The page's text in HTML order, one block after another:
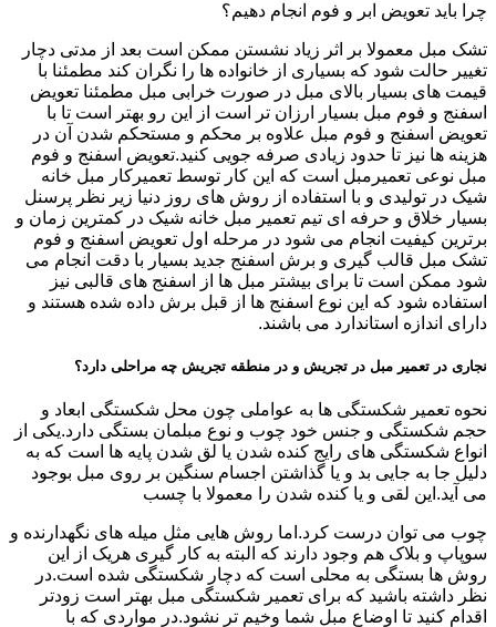
چرا باید تعویض ابر و فوم انجام دهیم؟
تشک مبل معمولا بر اثر زیاد نشستن ممکن است بعد از مدتی دچار
تغییر حالت شود که بسیاری از خانواده ها را نگران کند مطمئنا با
قیمت های بسیار بالای مبل در صورت خرابی مبل مطمئنا تعویض
اسفنج و فوم مبل بسیار ارزان تر است از این رو بهتر است تا با
تعویض اسفنج و فوم مبل علاوه بر محکم و مستحکم شدن آن در
هزینه ها نیز تا حدود زیادی صرفه جویی کنید.تعویض اسفنج و فوم
مبل نوعی تعمیرمبل است که این کار توسط تعمیرکار مبل خانه
شیک در تولیدی و با استفاده از روش های روز دنیا زیر نظر پرسنل
بسیار خلاق و حرفه ای تیم تعمیر مبل خانه شیک در کمترین زمان و
برترین کیفیت انجام می شود در مرحله اول تعویض اسفنج و فوم
تشک مبل قالب گیری و برش اسفنج جدید بسیار با دقت انجام می
شود ممکن است تا برای بیشتر مبل ها از اسفنج های قالبی نیز
استفاده شود که این نوع اسفنج ها از قبل برش داده شده هستند و
دارای اندازه استاندارد می باشند.
نجاری در تعمیر مبل در تجریش و در منطقه تجریش چه مراحلی دارد؟
نحوه تعمیر شکستگی ها به عواملی چون محل شکستگی ابعاد و
حجم شکستگی و جنس خود چوب و نوع مبلمان بستگی دارد.یکی از
انواع شکستگی های رایج کنده شدن یا لق شدن پایه ها است که به
دلیل جا به جایی بد و یا گذاشتن اجسام سنگین بر روی مبل بوجود
می آید.این لقی و یا کنده شدن را معمولا با چسب
چوب می توان درست کرد.اما روش هایی مثل میله های نگهدارنده و
سوپاپ و بلاک هم وجود دارند که البته به کار گیری هریک از این
روش ها بستگی به محلی است که دچار شکستگی شده است.در
نظر داشته باشید که برای تعمیر شکستگی مبل بهتر است زودتر
اقدام کنید تا اوضاع مبل شما وخیم تر نشود.در مواردی که با